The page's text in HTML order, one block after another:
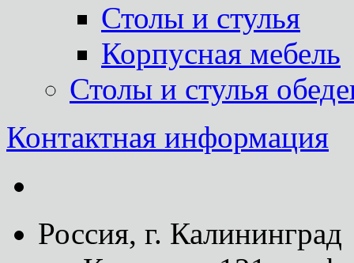
Столы и стулья
Корпусная мебель
Столы и стулья
Контактная информация
Россия, г. Калининград